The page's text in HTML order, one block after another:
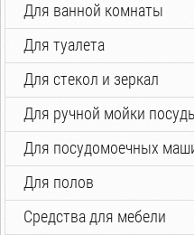
Для ванной комнаты
Для туалета
Для стекол и зеркал
Для ручной мойки
Для посудомоечных
Для полов
Средства для мебели